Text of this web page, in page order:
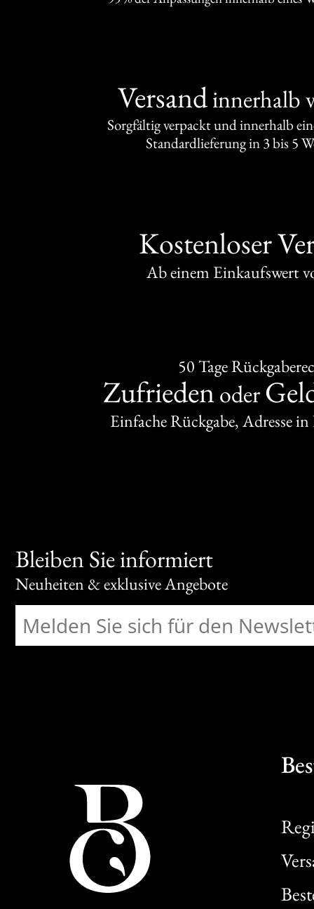
Versandinnerhalb
Sorgfältig verpackt und innerhalb
Standardlieferung in 3 bis 5
Kostenloser
Ab einem Einkaufswert
50 Tage
Zufrieden oder
Einfache Rückgabe, Adresse
Bleiben Sie informiert
Neuheiten & exklusive Angebote